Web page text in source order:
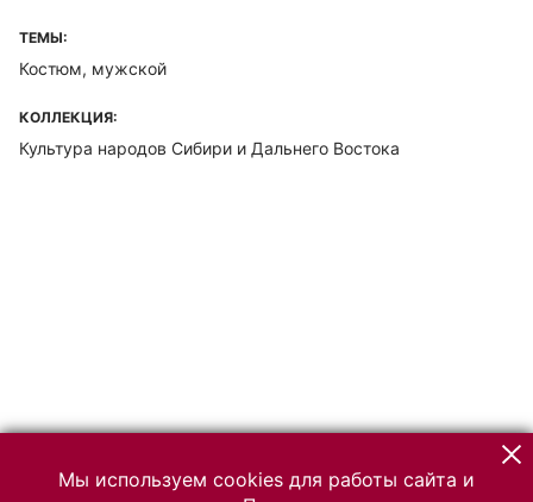
ТЕМЫ:
Костюм, мужской
КОЛЛЕКЦИЯ:
Культура народов Сибири и Дальнего Востока
Мы используем cookies для работы сайта и